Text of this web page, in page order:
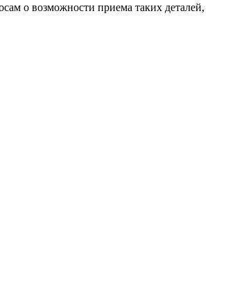
о возможности приема таких деталей,